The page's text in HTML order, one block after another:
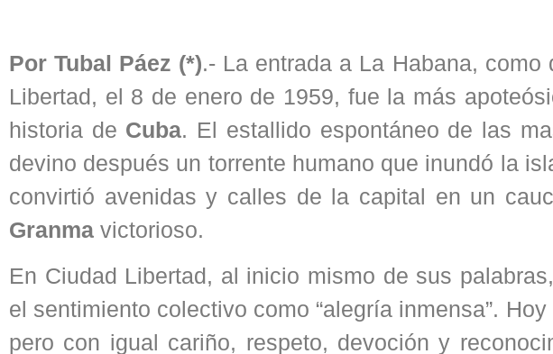
Por Tubal Páez (*).- La entrada a La Habana,
Libertad, el 8 de enero de 1959, fue la más
historia de Cuba. El estallido espontáneo de las
devino después un torrente humano que inundó la
convirtió avenidas y calles de la capital en un
Granma victorioso.
En Ciudad Libertad, al inicio mismo de sus
el sentimiento colectivo como “alegría inmensa”.
pero con igual cariño, respeto, devoción y